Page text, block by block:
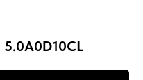
5.0A0D10CL